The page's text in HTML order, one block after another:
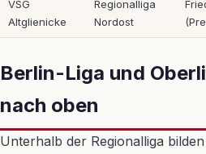
VSG
Altglienicke
Regionalliga
Nordost
Berlin-Liga und
nach oben
Unterhalb der Regionalliga